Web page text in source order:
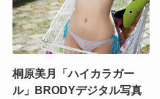
桐原美月「ハイカラガー
ル」BRODYデジタル写真